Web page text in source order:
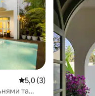
Середня оцінка: 5,0 з
5,0 (3)
та